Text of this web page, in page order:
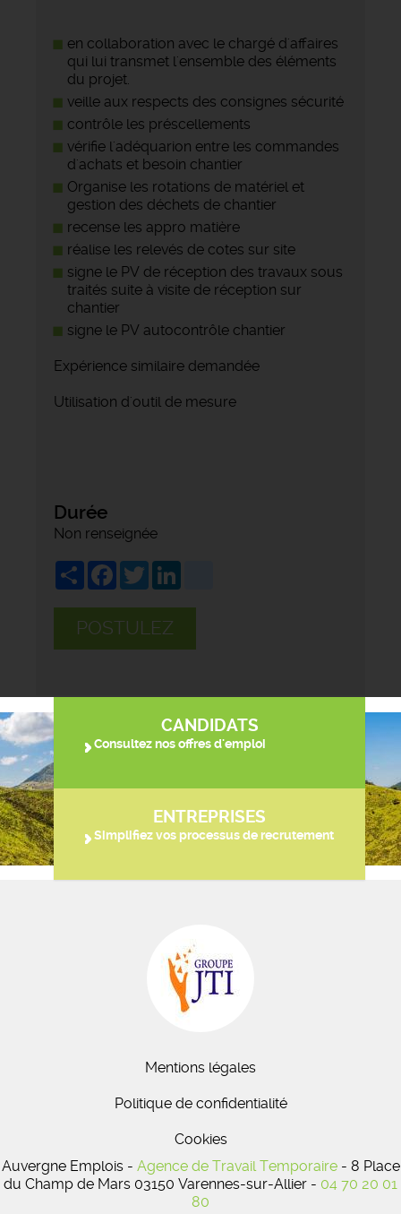
en collaboration avec le chargé d'affaires
qui lui transmet l'ensemble des éléments
du projet.
veille aux respects des consignes sécurité
contrôle les préscellements
vérifie l'adéquarion entre les commandes
d'achats et besoin chantier
Organise les rotations de matériel et
gestion des déchets de chantier
recense les appro matière
réalise les relevés de cotes sur site
signe le PV de réception des travaux sous
traités suite à visite de réception sur
chantier
signe le PV autocontrôle chantier
Expérience similaire demandée
Utilisation d'outil de mesure
Durée
Non renseignée
ShareFacebook
Twitter
POSTULEZ
CANDIDATS
Consultez nos offres d'emploi
ENTREPRISES
Simplifiez vos processus de recrutement
Mentions légales
Politique de confidentialité
Cookies
Auvergne Emplois - Agence de Travail Temporaire- 8 Place
du Champ de Mars 03150 Varennes-sur-Allier - 04 70 20 01
80